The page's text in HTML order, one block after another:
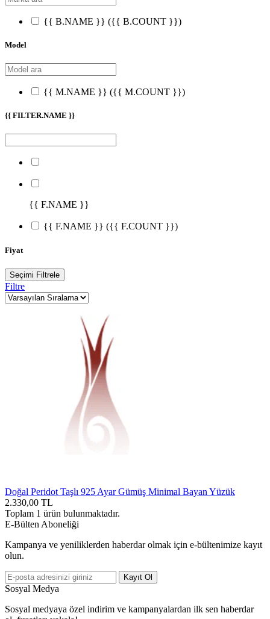
{{ B.NAME }} ({{ B.COUNT }})
Model
{{ M.NAME }} ({{ M.COUNT }})
{{ FILTER.NAME }}
{{ F.NAME }}
{{ F.NAME }} ({{ F.COUNT }})
Fiyat
Seçimi Filtrele
Filtre
Doğal Peridot Taşlı 925 Ayar Gümüş Minimal Bayan Yüzük
2.330,00 TL
Toplam 1 ürün bulunmaktadır.
E-Bülten Aboneliği
Kampanya ve yeniliklerden haberdar olmak için e-bültenimize kayıt
olun.
Kayıt Ol
Sosyal Medya
Sosyal medyaya özel indirim ve kampanyalardan ilk sen haberdar